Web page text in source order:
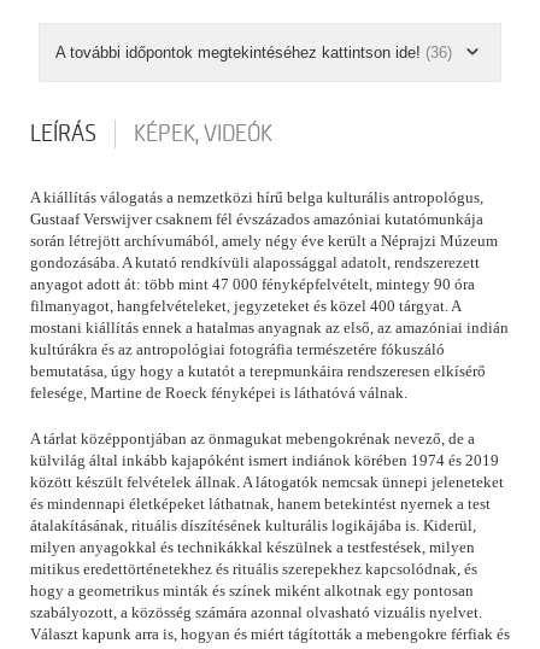
A további időpontok megtekintéséhez kattintson ide! (36)
LEÍRÁS KÉPEK, VIDEÓK
A kiállítás válogatás a nemzetközi hírű belga kulturális antropológus,
Gustaaf Verswijver csaknem fél évszázados amazóniai kutatómunkája
során létrejött archívumából, amely négy éve került a Néprajzi Múzeum
gondozásába. A kutató rendkívüli alapossággal adatolt, rendszerezett
anyagot adott át: több mint 47 000 fényképfelvételt, mintegy 90 óra
filmanyagot, hangfelvételeket, jegyzeteket és közel 400 tárgyat. A
mostani kiállítás ennek a hatalmas anyagnak az első, az amazóniai indián
kultúrákra és az antropológiai fotográfia természetére fókuszáló
bemutatása, úgy hogy a kutatót a terepmunkáira rendszeresen elkísérő
felesége, Martine de Roeck fényképei is láthatóvá válnak.
A tárlat középpontjában az önmagukat mebengokrénak nevező, de a
külvilág által inkább kajapóként ismert indiánok körében 1974 és 2019
között készült felvételek állnak. A látogatók nemcsak ünnepi jeleneteket
és mindennapi életképeket láthatnak, hanem betekintést nyernek a test
átalakításának, rituális díszítésének kulturális logikájába is. Kiderül,
milyen anyagokkal és technikákkal készülnek a testfestések, milyen
mitikus eredettörténetekhez és rituális szerepekhez kapcsolódnak, és
hogy a geometrikus minták és színek miként alkotnak egy pontosan
szabályozott, a közösség számára azonnal olvasható vizuális nyelvet.
Választ kapunk arra is, hogyan és miért tágították a mebengokre férfiak és